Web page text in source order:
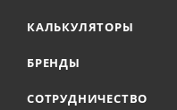
КАЛЬКУЛЯТОРЫ
БРЕНДЫ
СОТРУДНИЧЕСТВО